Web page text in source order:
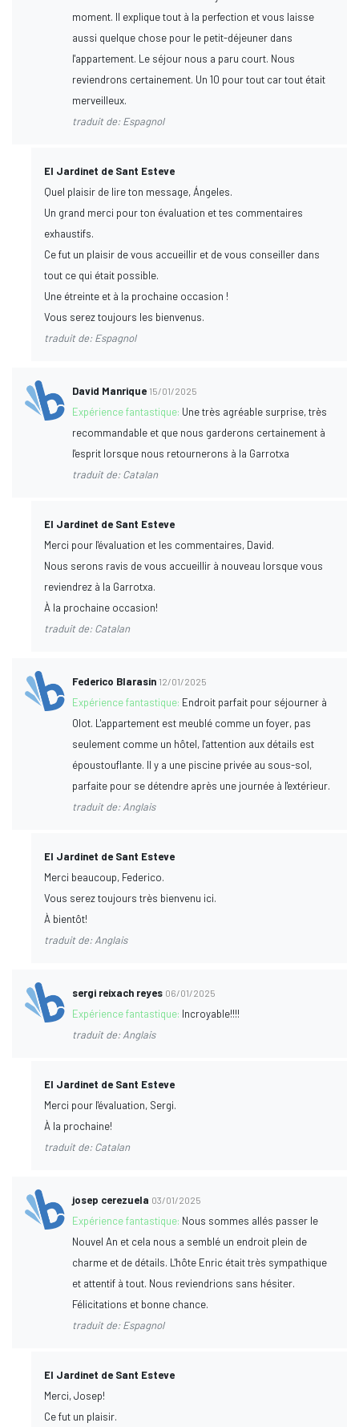
moment. Il explique tout à la perfection et vous laisse
aussi quelque chose pour le petit-déjeuner dans
l'appartement. Le séjour nous a paru court. Nous
reviendrons certainement. Un 10 pour tout car tout était
merveilleux.
traduit de: Espagnol
El Jardinet de Sant Esteve
Quel plaisir de lire ton message, Ángeles.
Un grand merci pour ton évaluation et tes commentaires
exhaustifs.
Ce fut un plaisir de vous accueillir et de vous conseiller dans
tout ce qui était possible.
Une étreinte et à la prochaine occasion !
Vous serez toujours les bienvenus.
traduit de: Espagnol
David Manrique 15/01/2025
Expérience fantastique: Une très agréable surprise, très
recommandable et que nous garderons certainement à
l'esprit lorsque nous retournerons à la Garrotxa
traduit de: Catalan
El Jardinet de Sant Esteve
Merci pour l'évaluation et les commentaires, David.
Nous serons ravis de vous accueillir à nouveau lorsque vous
reviendrez à la Garrotxa.
À la prochaine occasion!
traduit de: Catalan
Federico Blarasin 12/01/2025
Expérience fantastique: Endroit parfait pour séjourner à
Olot. L'appartement est meublé comme un foyer, pas
seulement comme un hôtel, l'attention aux détails est
époustouflante. Il y a une piscine privée au sous-sol,
parfaite pour se détendre après une journée à l'extérieur.
traduit de: Anglais
El Jardinet de Sant Esteve
Merci beaucoup, Federico.
Vous serez toujours très bienvenu ici.
À bientôt!
traduit de: Anglais
sergi reixach reyes 06/01/2025
Expérience fantastique: Incroyable!!!!
traduit de: Anglais
El Jardinet de Sant Esteve
Merci pour l'évaluation, Sergi.
À la prochaine!
traduit de: Catalan
josep cerezuela 03/01/2025
Expérience fantastique: Nous sommes allés passer le
Nouvel An et cela nous a semblé un endroit plein de
charme et de détails. L'hôte Enric était très sympathique
et attentif à tout. Nous reviendrions sans hésiter.
Félicitations et bonne chance.
traduit de: Espagnol
El Jardinet de Sant Esteve
Merci, Josep!
Ce fut un plaisir.